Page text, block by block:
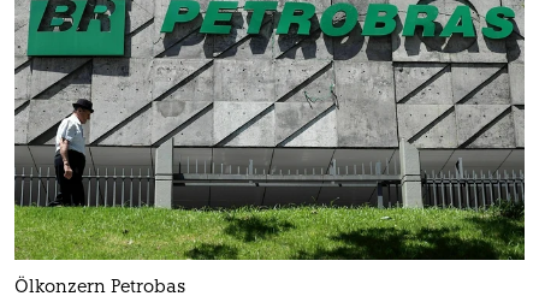
Ölkonzern Petrobas